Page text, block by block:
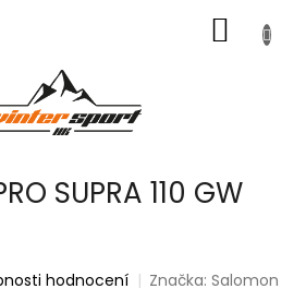
KOŠÍK
SUPRA 110 GW
hodnocení Značka:Salomon